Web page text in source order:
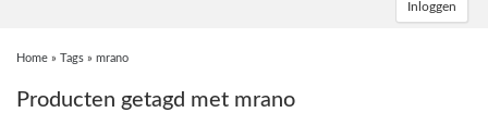
Inloggen
Home » Tags » mrano
Producten getagd met mrano